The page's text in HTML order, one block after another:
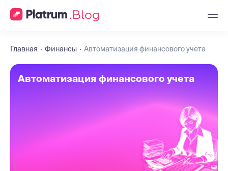
Главная Финансы Автоматизация финансового учета
Автоматизация финансового учета